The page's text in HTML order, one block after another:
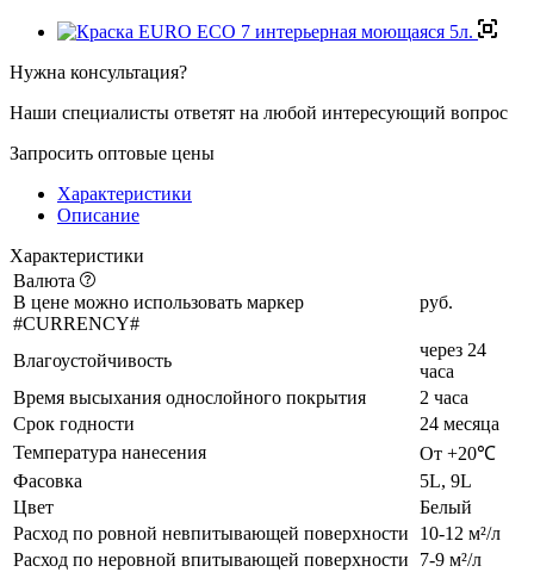
Нужна консультация?
Наши специалисты ответят на любой интересующий вопрос
Запросить оптовые цены
Характеристики
Описание
Характеристики
Валюта
В цене можно использовать маркер
#CURRENCY#
руб.
Влагоустойчивость
через 24
часа
Время высыхания однослойного покрытия
2 часа
Срок годности
24 месяца
Температура нанесения
От +20℃
Фасовка
5L, 9L
Цвет
Белый
Расход по ровной невпитывающей поверхности
10-12 м²/л
Расход по неровной впитывающей поверхности
7-9 м²/л